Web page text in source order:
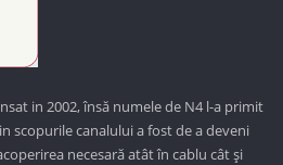
in 2002, însă numele de N4 l-a primit
scopurile canalului a fost de a deveni
necesară atât în cablu cât și